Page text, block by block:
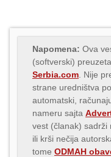
Napomena: Ova
(softverski)
Serbia.com . Nije
strane uredništva
automatski,
nameru sajta
vest (članak) sadrži
ili krši nečija
tome ODMAH